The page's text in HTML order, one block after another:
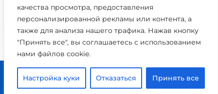
качества просмотра, предоставления
персонализированной рекламы или контента, а
также для анализа нашего трафика. Нажав кнопку
"Принять все", вы соглашаетесь с использованием
нами файлов cookie.
Настройка куки Отказаться Принять все

Главная

Расписание
 0 шт.